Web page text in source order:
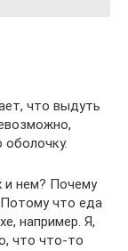
что выдуть
и нем? Почему
Потому что еда
например. Я,
что что-то